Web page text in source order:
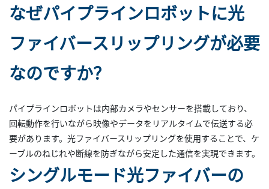
なぜパイプラインロボットに光
ファイバースリップリングが必要
なのですか？
パイプラインロボットは内部カメラやセンサーを搭載しており、
回転動作を行いながら映像やデータをリアルタイムで伝送する必
要があります。光ファイバースリップリングを使用することで、ケ
ーブルのねじれや断線を防ぎながら安定した通信を実現できます。
シングルモード光ファイバーの